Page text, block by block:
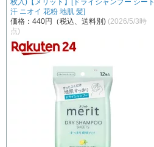
汗 ニオイ 花粉 地肌 髪]
価格：440円（税込、送料別) (2026/5/3時
点)